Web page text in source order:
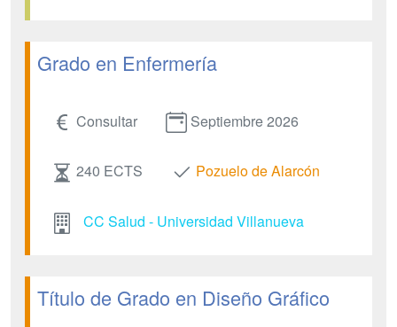
Grado en Enfermería
Consultar Septiembre 2026
240 ECTS Pozuelo de Alarcón
CC Salud - Universidad Villanueva
Título de Grado en Diseño Gráfico